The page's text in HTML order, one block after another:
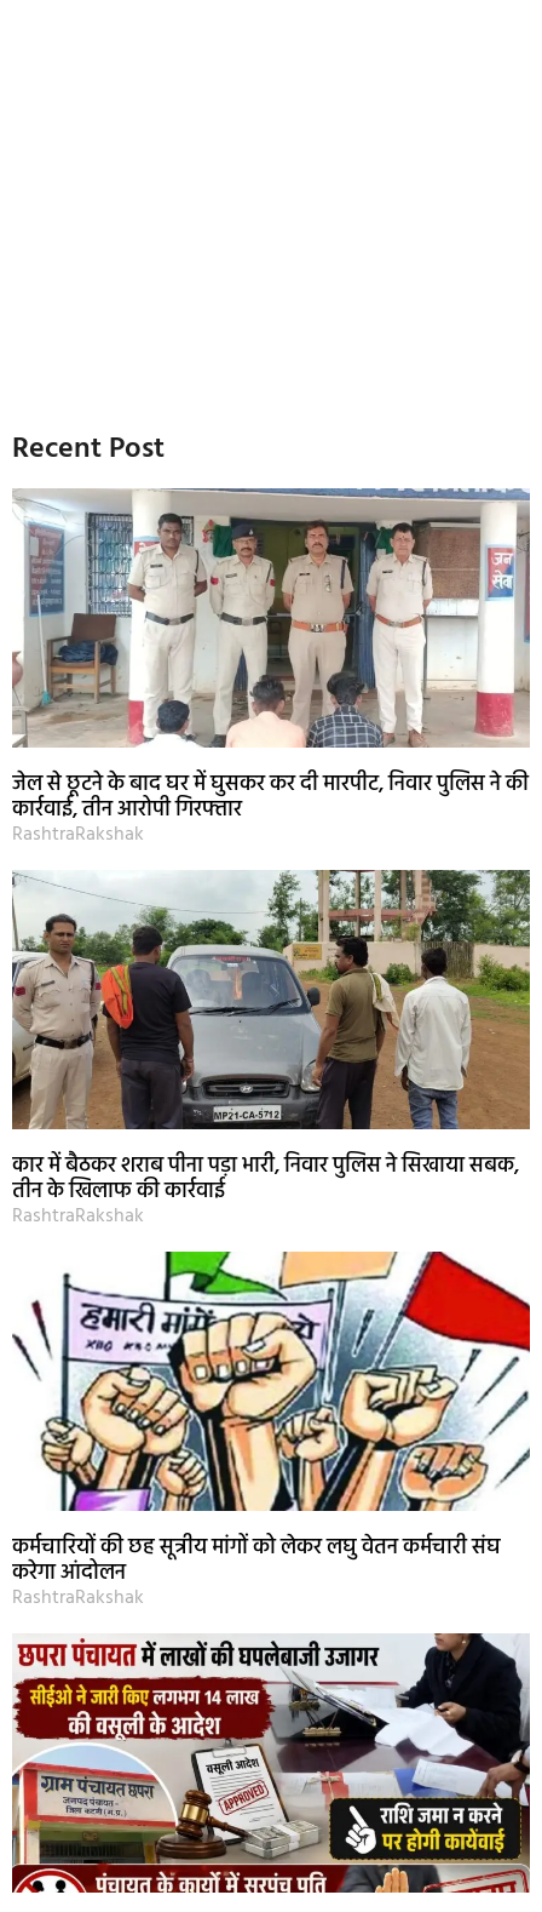
Recent Post
जेल से छूटने के बाद घर में घुसकर कर दी मारपीट, निवार पुलिस ने की
कार्रवाई, तीन आरोपी गिरफ्तार
RashtraRakshak
कार में बैठकर शराब पीना पड़ा भारी, निवार पुलिस ने सिखाया सबक,
तीन के खिलाफ की कार्रवाई
RashtraRakshak
कर्मचारियों की छह सूत्रीय मांगों को लेकर लघु वेतन कर्मचारी संघ
करेगा आंदोलन
RashtraRakshak